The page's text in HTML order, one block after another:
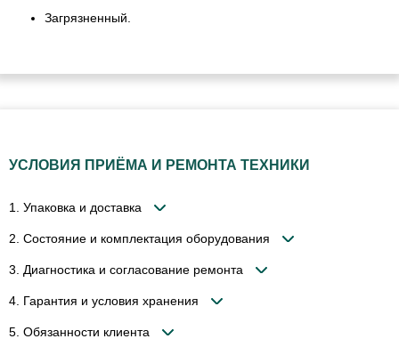
Загрязненный.
УСЛОВИЯ ПРИЁМА И РЕМОНТА ТЕХНИКИ
1. Упаковка и доставка
2. Состояние и комплектация оборудования
3. Диагностика и согласование ремонта
4. Гарантия и условия хранения
5. Обязанности клиента